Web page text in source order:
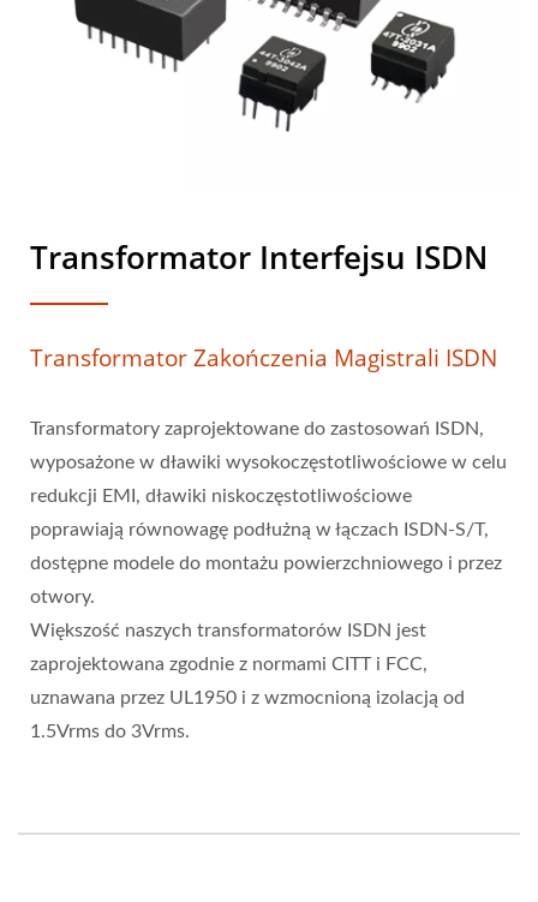
Zasilających.
Transformator Interfejsu ISDN
Transformator Zakończenia Magistrali ISDN
Transformatory zaprojektowane do zastosowań ISDN,
wyposażone w dławiki wysokoczęstotliwościowe w celu
redukcji EMI, dławiki niskoczęstotliwościowe
poprawiają równowagę podłużną w łączach ISDN-S/T,
dostępne modele do montażu powierzchniowego i przez
otwory.
Większość naszych transformatorów ISDN jest
zaprojektowana zgodnie z normami CITT i FCC,
uznawana przez UL1950 i z wzmocnioną izolacją od
1.5Vrms do 3Vrms.